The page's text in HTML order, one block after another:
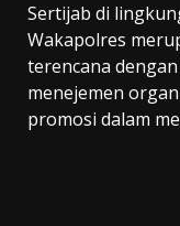
Sertijab di
Wakapolres
terencana
menejemen
promosi dalam